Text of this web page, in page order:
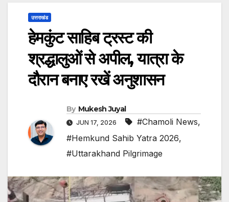
उत्तराखंड
हेमकुंट साहिब ट्रस्ट की
श्रद्धालुओं से अपील, यात्रा के
दौरान बनाए रखें अनुशासन
By Mukesh Juyal
JUN 17, 2026 #Chamoli News,
#Hemkund Sahib Yatra 2026,
#Uttarakhand Pilgrimage